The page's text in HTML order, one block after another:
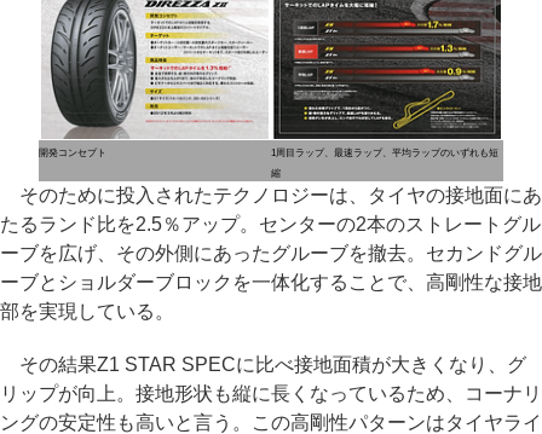
開発コンセプト
1周目ラップ、最速ラップ、平均ラップのいずれも短
縮
そのために投入されたテクノロジーは、タイヤの接地面にあ
たるランド比を2.5％アップ。センターの2本のストレートグル
ーブを広げ、その外側にあったグルーブを撤去。セカンドグル
ーブとショルダーブロックを一体化することで、高剛性な接地
部を実現している。
その結果Z1 STAR SPECに比べ接地面積が大きくなり、グ
リップが向上。接地形状も縦に長くなっているため、コーナリ
ングの安定性も高いと言う。この高剛性パターンはタイヤライ